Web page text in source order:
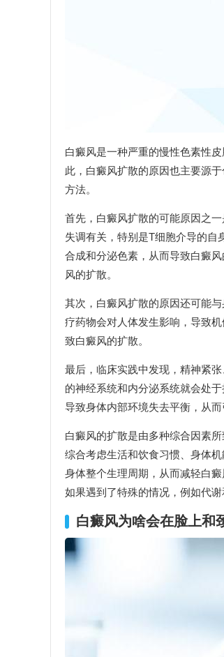
白癜风是一种严重的慢性色素性
此，白癜风扩散的原因也主要源
方法。
首先，白癜风扩散的可能原因之
失调有关，特别是T细胞介导的自
合成和分泌色素，从而导致白癜
风的扩散。
其次，白癜风扩散的原因还可能
疗药物会对人体发生影响，导致
致白癜风的扩散。
最后，临床实践中发现，精神紧
的神经系统和内分泌系统就会处
导致身体内部环境失去平衡，从
白癜风的扩散是由多种综合因素
综合考虑生活和饮食习惯、身体
身体整个生理周期，从而减轻白
如果遇到了特殊的情况，例如代
白癜风为啥会在脸上和